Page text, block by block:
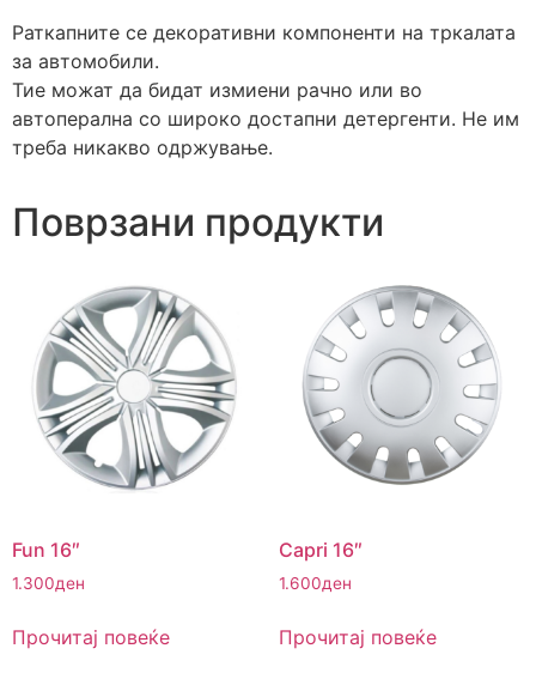
Раткапните се декоративни компоненти на тркалата
за автомобили.
Тие можат да бидат измиени рачно или во
автоперална со широко достапни детергенти. Не им
треба никакво одржување.
Поврзани продукти
Fun 16″
1.300ден
Прочитај повеќе
Capri 16″
1.600ден
Прочитај повеќе